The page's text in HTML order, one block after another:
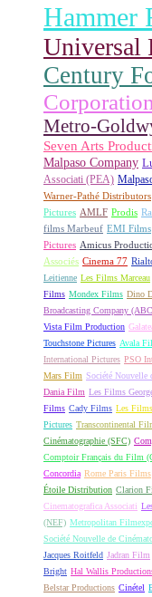
Hammer
Universal
Century
Corporation
Metro-
Seven Arts
Malpaso Company
Associati (PEA)
Warner-Pathé Distributors
Pictures AMLF Prodis
films Marbeuf EMI Films
Pictures Amicus
Associés Cinema 77
Leitienne Les Films Marceau
Films Mondex Films Dino
Broadcasting Company
Vista Film Production
Touchstone Pictures Avala
International Pictures PSO
Mars Film Société Nouvelle
Dania Film Les Films
Films Cady Films Les
Pictures Transcontinental
Cinématographie (SFC)
Comptoir Français du Film
Concordia Rome Paris Films
Étoile Distribution Clarion
Cinematografica Associati
(NEF) Metropolitan
Société Nouvelle de
Jacques Roitfeld Jadran Film
Bright Hal Wallis
Belstar Productions Cinétel